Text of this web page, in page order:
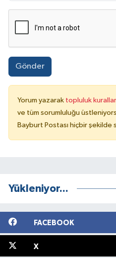
Gönder
Yorum yazarak topluluk
ve tüm sorumluluğu
Bayburt Postası hiçbir şekilde
Yükleniyor...
FACEBOOK
X